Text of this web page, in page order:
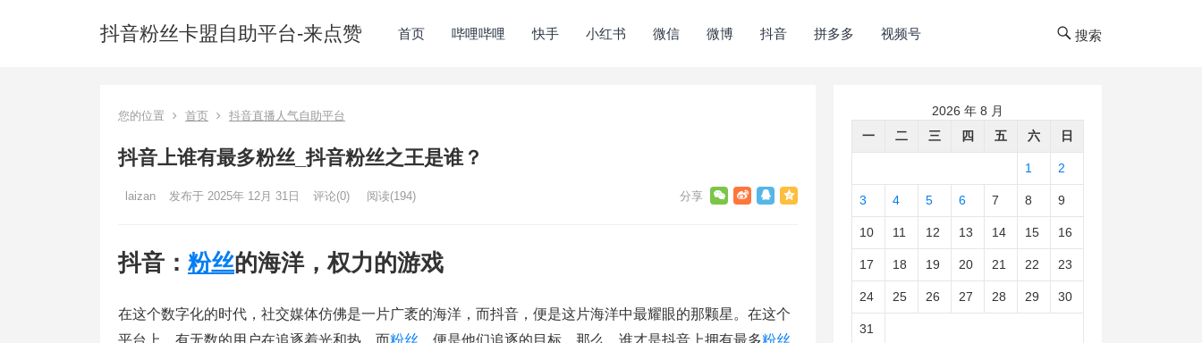
抖音粉丝卡盟自助平台-来点赞 首页 哔哩哔哩 快手 小红书 微信 微博 抖音 拼多多 视频号 搜索
您的位置 首页 抖音直播人气自助平台
抖音上谁有最多粉丝_抖音粉丝之王是谁？
laizan 发布于 2025年 12月 31日 评论(0) 阅读(194)
抖音： 粉丝的海洋，权力的游戏
在这个数字化的时代，社交媒体仿佛是一片广袤的海洋，而抖音，便是这片海洋中最耀眼的那颗星。在这个
平台上，有无数的用户在追逐着光和热，而粉丝 ，便是他们追逐的目标。那么，谁才是抖音上拥有最多粉丝
2026 年 8 月
一
二 三 四 五 六 日
1 2
3 4 5 6 7 8 9
10 11 12 13 14 15 16
17 18 19 20 21 22 23
24 25 26 27 28 29 30
31